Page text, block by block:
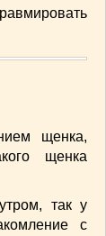
щенка,
щенка
так у
с